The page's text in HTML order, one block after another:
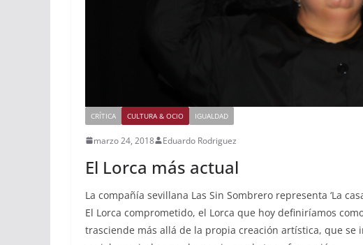
CRÍTICA CULTURA & OCIO IGUALDAD
marzo 24, 2018 Eduardo Rodriguez
El Lorca más actual
La compañía sevillana Las Sin Sombrero representa ‘La
El Lorca comprometido, el Lorca que hoy definiríamos
trasciende más allá de la propia creación artística, que